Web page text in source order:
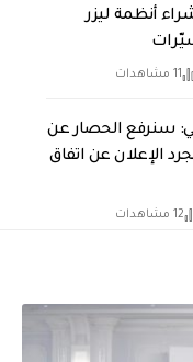
أنظمة ليزر
11 مشاهدات
سنرفع الحصار عن
الإعلان عن اتفاق
12 مشاهدات